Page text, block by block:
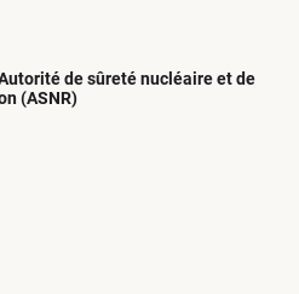
de sûreté nucléaire et de
(ASNR)